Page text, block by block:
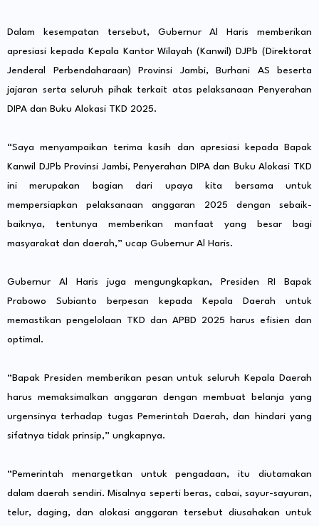
Dalam kesempatan tersebut, Gubernur Al Haris memberikan
apresiasi kepada Kepala Kantor Wilayah (Kanwil) DJPb (Direktorat
Jenderal Perbendaharaan) Provinsi Jambi, Burhani AS beserta
jajaran serta seluruh pihak terkait atas pelaksanaan Penyerahan
DIPA dan Buku Alokasi TKD 2025.
“Saya menyampaikan terima kasih dan apresiasi kepada Bapak
Kanwil DJPb Provinsi Jambi, Penyerahan DIPA dan Buku Alokasi TKD
ini merupakan bagian dari upaya kita bersama untuk
mempersiapkan pelaksanaan anggaran 2025 dengan sebaik-
baiknya, tentunya memberikan manfaat yang besar bagi
masyarakat dan daerah,” ucap Gubernur Al Haris.
Gubernur Al Haris juga mengungkapkan, Presiden RI Bapak
Prabowo Subianto berpesan kepada Kepala Daerah untuk
memastikan pengelolaan TKD dan APBD 2025 harus efisien dan
optimal.
“Bapak Presiden memberikan pesan untuk seluruh Kepala Daerah
harus memaksimalkan anggaran dengan membuat belanja yang
urgensinya terhadap tugas Pemerintah Daerah, dan hindari yang
sifatnya tidak prinsip,” ungkapnya.
“Pemerintah menargetkan untuk pengadaan, itu diutamakan
dalam daerah sendiri. Misalnya seperti beras, cabai, sayur-sayuran,
telur, daging, dan alokasi anggaran tersebut diusahakan untuk